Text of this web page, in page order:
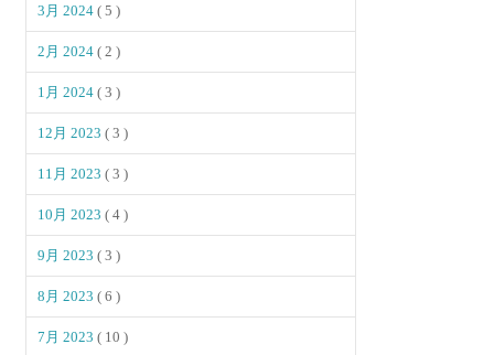
3月 2024( 5 )
2月 2024( 2 )
1月 2024( 3 )
12月 2023( 3 )
11月 2023( 3 )
10月 2023( 4 )
9月 2023( 3 )
8月 2023( 6 )
7月 2023( 10 )